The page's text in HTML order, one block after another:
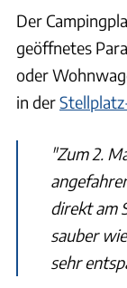
Der
geöffnetes
oder
in der
"Zum 2.
direkt am
sauber
sehr